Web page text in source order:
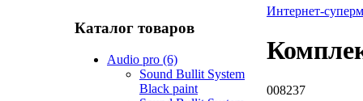
Каталог товаров
Audio pro (6)
Sound Bullit System
Black paint
Интернет-
008237